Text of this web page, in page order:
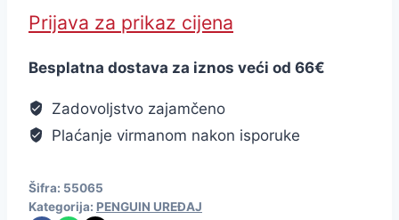
Prijava za prikaz cijena
Besplatna dostava za iznos veći od 66€
Zadovoljstvo zajamčeno
Plaćanje virmanom nakon isporuke
Šifra: 55065
Kategorija: PENGUIN UREĐAJ